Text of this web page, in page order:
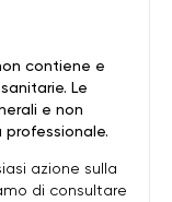
contiene e
Le
e non
azione sulla
di consultare